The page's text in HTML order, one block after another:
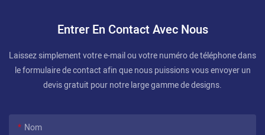
Entrer En Contact Avec Nous
Laissez simplement votre e-mail ou votre numéro de téléphone dans
le formulaire de contact afin que nous puissions vous envoyer un
devis gratuit pour notre large gamme de designs.
Nom